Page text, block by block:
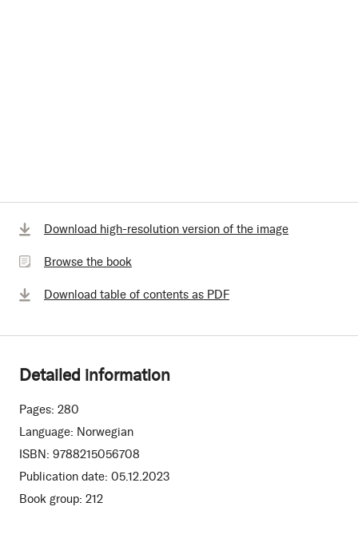
Download high-resolution version of the image
Browse
the
bookBrowse the book
Download table of contents as PDF
Detailed information
Pages: 280
Language: Norwegian
ISBN: 9788215056708
Publication date: 05.12.2023
Book group: 212